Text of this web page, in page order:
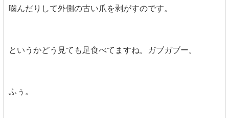
噛んだりして外側の古い爪を剥がすのです。
というかどう見ても足食べてますね。ガブガブー。
ふぅ。